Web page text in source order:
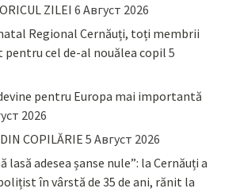
ZILEI 6 Август 2026
Regional Cernăuți, toți membrii
pentru cel de-al nouălea copil 5
pentru Europa mai importantă
2026
COPILĂRIE 5 Август 2026
lasă adesea șanse nule”: la Cernăuți a
în vârstă de 35 de ani, rănit la